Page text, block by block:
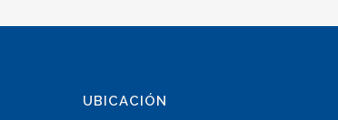
UBICACIÓN